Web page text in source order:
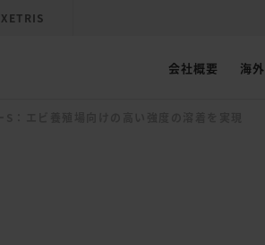
会社概要 海